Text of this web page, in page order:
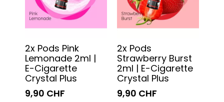
2x Pods Pink
Lemonade 2ml |
E-Cigarette
Crystal Plus
9,90 CHF
2x Pods
Strawberry Burst
2ml | E-Cigarette
Crystal Plus
9,90 CHF